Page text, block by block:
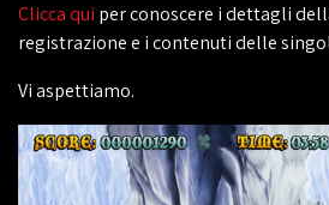
Clicca qui per conoscere i dettagli
registrazione e i contenuti delle
Vi aspettiamo.